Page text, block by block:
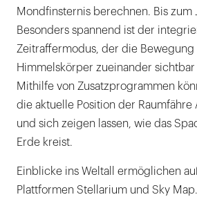
Mondfinsternis berechnen. Bis zum
Besonders spannend ist der
Zeitraffermodus, der die Bewegung
Himmelskörper zueinander sichtbar
Mithilfe von Zusatzprogrammen
die aktuelle Position der Raumfähre
und sich zeigen lassen, wie das
Erde kreist.
Einblicke ins Weltall ermöglichen
Plattformen Stellarium und Sky